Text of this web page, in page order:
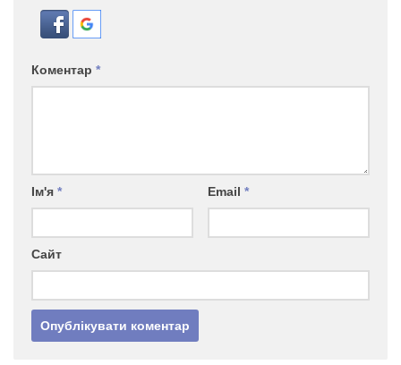
Коментар *
Ім'я * Email *
Сайт